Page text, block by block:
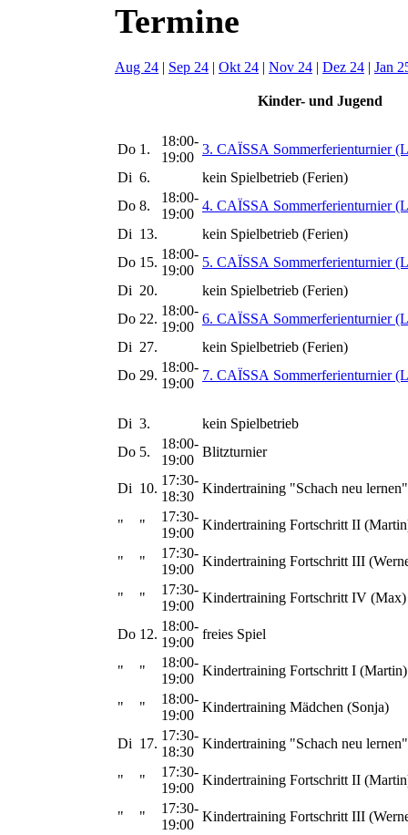
Termine
Aug 24 | Sep 24 | Okt 24 | Nov 24 | Dez 24 | Jan
Kinder- und Jugend
Do 1.
18:00-
19:00
3. CAÏSSA Sommerferienturnier
Di 6.
kein Spielbetrieb (Ferien)
Do 8.
18:00-
19:00
4. CAÏSSA Sommerferienturnier
Di 13.
kein Spielbetrieb (Ferien)
Do 15.
18:00-
19:00
5. CAÏSSA Sommerferienturnier
Di 20.
kein Spielbetrieb (Ferien)
Do 22.
18:00-
19:00
6. CAÏSSA Sommerferienturnier
Di 27.
kein Spielbetrieb (Ferien)
Do 29.
18:00-
19:00
7. CAÏSSA Sommerferienturnier
Di 3.
kein Spielbetrieb
Do 5.
18:00-
19:00
Blitzturnier
Di 10.
17:30-
18:30
Kindertraining "Schach neu
" "
17:30-
19:00
Kindertraining Fortschritt II
" "
17:30-
19:00
Kindertraining Fortschritt III
" "
17:30-
19:00
Kindertraining Fortschritt IV (Max)
Do 12.
18:00-
19:00
freies Spiel
" "
18:00-
19:00
Kindertraining Fortschritt I (Martin)
" "
18:00-
19:00
Kindertraining Mädchen (Sonja)
Di 17.
17:30-
18:30
Kindertraining "Schach neu
" "
17:30-
19:00
Kindertraining Fortschritt II
" "
17:30-
19:00
Kindertraining Fortschritt III